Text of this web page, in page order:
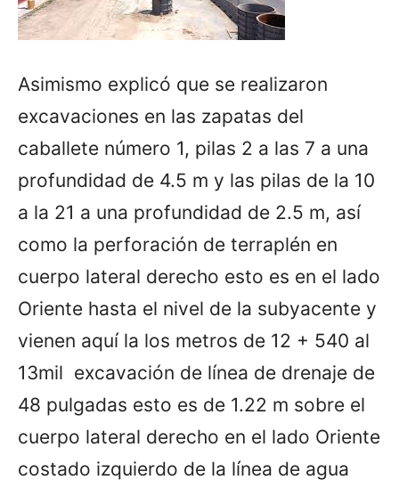
Asimismo explicó que se realizaron
excavaciones en las zapatas del
caballete número 1, pilas 2 a las 7 a una
profundidad de 4.5 m y las pilas de la 10
a la 21 a una profundidad de 2.5 m, así
como la perforación de terraplén en
cuerpo lateral derecho esto es en el lado
Oriente hasta el nivel de la subyacente y
vienen aquí la los metros de 12 + 540 al
13mil excavación de línea de drenaje de
48 pulgadas esto es de 1.22 m sobre el
cuerpo lateral derecho en el lado Oriente
costado izquierdo de la línea de agua